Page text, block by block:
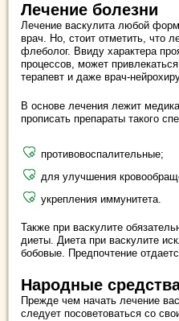
Лечение болезни
Лечение васкулита любой
врач. Но, стоит отметить, что
флеболог. Ввиду характера
процессов, может
терапевт и даже врач-
В основе лечения лежит
прописать препараты такого
противовоспалительные;
для улучшения
укрепления иммунитета.
Также при васкулите
диеты. Диета при васкулите
бобовые. Предпочтение
Народные
Прежде чем начать лечение
следует посоветоваться со